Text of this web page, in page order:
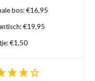
bos: €16,95
€19,95
€1,50